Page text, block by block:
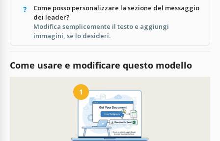
Come posso personalizzare la sezione del messaggio
dei leader?
Modifica semplicemente il testo e aggiungi
immagini, se lo desideri.
Come usare e modificare questo modello
1